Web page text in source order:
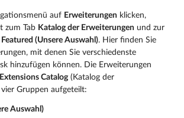
auf Erweiterungen klicken,
zum Tab Katalog der Erweiterungen und zur
Featured (Unsere Auswahl). Hier finden Sie
mit denen Sie verschiedenste
hinzufügen können. Die Erweiterungen
Extensions Catalog(Katalog der
Gruppen aufgeteilt:
Auswahl)